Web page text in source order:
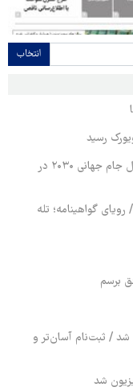
انتخاب
رسید
اینفانتینو استعفا را رد کرد / پیشنهاد برگزاری فینال جام جهانی ۲۰۳۰ در
رویای گواهینامه؛ تله
برسم
شد / ثبت‌نام آسان‌تر و